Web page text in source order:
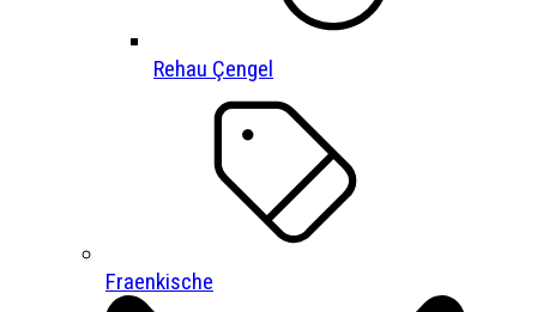
Rehau Çengel
Fraenkische